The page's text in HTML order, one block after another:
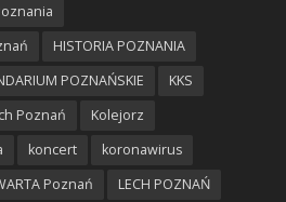
HISTORIA POZNANIA
POZNAŃSKIE
KKS
Poznań
Kolejorz
koncert
koronawirus
Poznań
LECH POZNAŃ